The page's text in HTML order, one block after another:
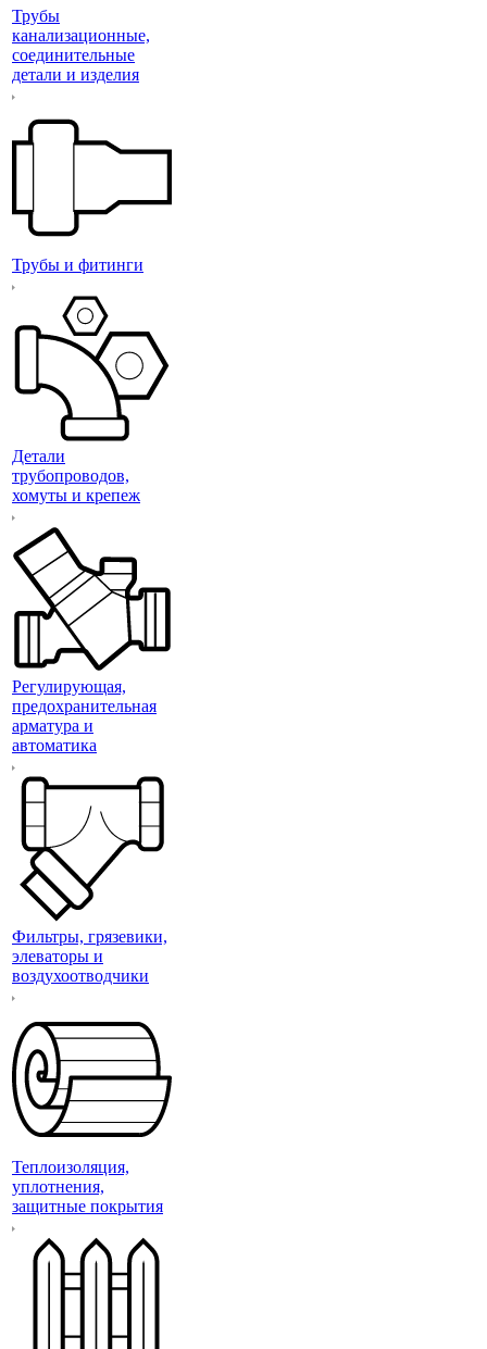
Трубы
канализационные,
соединительные
детали и изделия
Трубы и фитинги
Детали
трубопроводов,
хомуты и крепеж
Регулирующая,
предохранительная
арматура и
автоматика
Фильтры, грязевики,
элеваторы и
воздухоотводчики
Теплоизоляция,
уплотнения,
защитные покрытия